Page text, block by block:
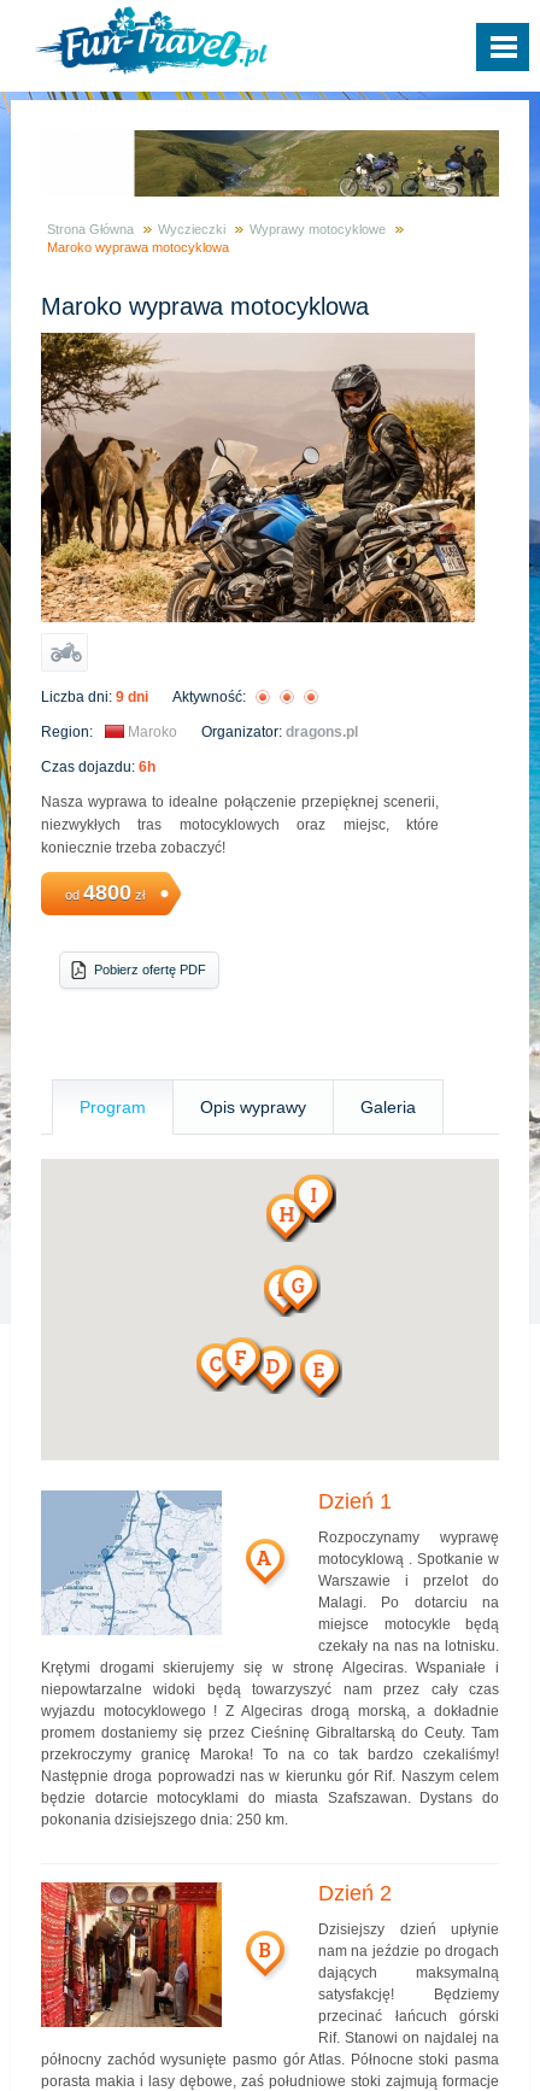
Strona Główna Wyczieczki
Wyprawy motocyklowe
Maroko wyprawa motocyklowa
Maroko wyprawa motocyklowa
Liczba dni: 9 dni Aktywność:
Region: Maroko Organizator: dragons.pl
Czas dojazdu: 6h
Nasza wyprawa to idealne połączenie przepięknej scenerii,
niezwykłych tras motocyklowych oraz miejsc, które
koniecznie trzeba zobaczyć!
od 4800zł
Pobierz ofertę PDF
Program Opis wyprawy Galeria
A
Dzień 1
Rozpoczynamy wyprawę
motocyklową . Spotkanie w
Warszawie i przelot do
Malagi. Po dotarciu na
miejsce motocykle będą
czekały na nas na lotnisku.
Krętymi drogami skierujemy się w stronę Algeciras. Wspaniałe i
niepowtarzalne widoki będą towarzyszyć nam przez cały czas
wyjazdu motocyklowego ! Z Algeciras drogą morską, a dokładnie
promem dostaniemy się przez Cieśninę Gibraltarską do Ceuty. Tam
przekroczymy granicę Maroka! To na co tak bardzo czekaliśmy!
Następnie droga poprowadzi nas w kierunku gór Rif. Naszym celem
będzie dotarcie motocyklami do miasta Szafszawan. Dystans do
pokonania dzisiejszego dnia: 250 km.
B
Dzień 2
Dzisiejszy dzień upłynie
nam na jeździe po drogach
dających maksymalną
satysfakcję! Będziemy
przecinać łańcuch górski
Rif. Stanowi on najdalej na
północny zachód wysunięte pasmo gór Atlas. Północne stoki pasma
porasta makia i lasy dębowe, zaś południowe stoki zajmują formacje